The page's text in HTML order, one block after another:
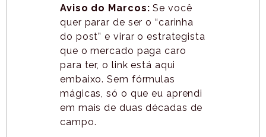
Aviso do Marcos: Se você
quer parar de ser o “carinha
do post” e virar o estrategista
que o mercado paga caro
para ter, o link está aqui
embaixo. Sem fórmulas
mágicas, só o que eu aprendi
em mais de duas décadas de
campo.